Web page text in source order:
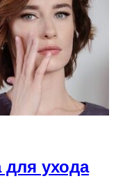
для ухода